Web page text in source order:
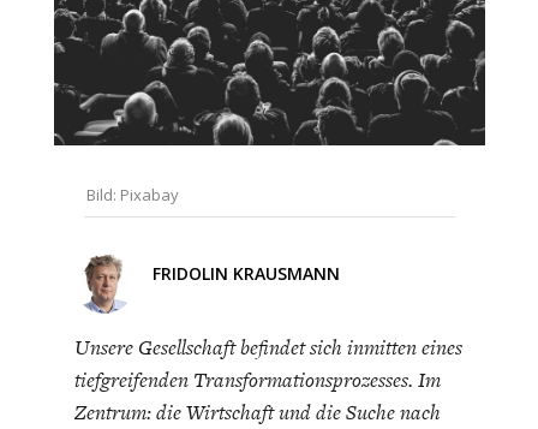
Bild: Pixabay
FRIDOLIN KRAUSMANN
Unsere Gesellschaft befindet sich inmitten eines
tiefgreifenden Transformationsprozesses. Im
Zentrum: die Wirtschaft und die Suche nach